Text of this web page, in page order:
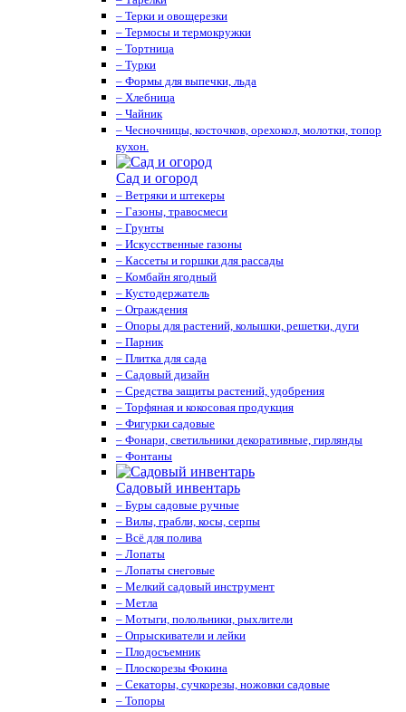
– Терки и овощерезки
– Термосы и термокружки
– Тортница
– Турки
– Формы для выпечки, льда
– Хлебница
– Чайник
– Чесночницы, косточков, орехокол, молотки, топор
кухон.
Сад и огород
– Ветряки и штекеры
– Газоны, травосмеси
– Грунты
– Искусственные газоны
– Кассеты и горшки для рассады
– Комбайн ягодный
– Кустодержатель
– Ограждения
– Опоры для растений, колышки, решетки, дуги
– Парник
– Плитка для сада
– Садовый дизайн
– Средства защиты растений, удобрения
– Торфяная и кокосовая продукция
– Фигурки садовые
– Фонари, светильники декоративные, гирлянды
– Фонтаны
Садовый инвентарь
– Буры садовые ручные
– Вилы, грабли, косы, серпы
– Всё для полива
– Лопаты
– Лопаты снеговые
– Мелкий садовый инструмент
– Метла
– Мотыги, полольники, рыхлители
– Опрыскиватели и лейки
– Плодосъемник
– Плоскорезы Фокина
– Секаторы, сучкорезы, ножовки садовые
– Топоры